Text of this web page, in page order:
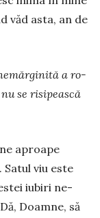
văd asta, an de
a ro­
se ri­si­­pească
aproape
viu este
iubiri ne­
Doamne, să